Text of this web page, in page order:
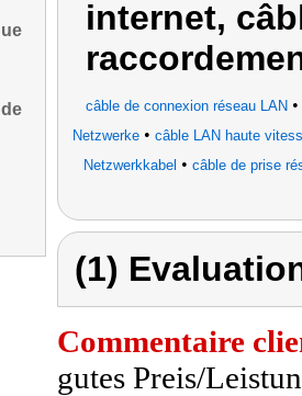
internet,
câble de connexion réseau LAN•
Netzwerke • câble LAN haute
Netzwerkkabel • câble de prise
(1)
Commentaire
gutes Preis/